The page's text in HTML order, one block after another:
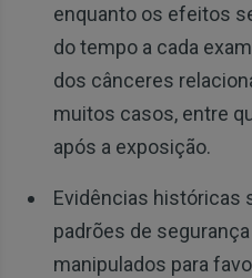
enquanto os efeitos
do tempo a cada
dos cânceres
muitos casos, entre
após a exposição.
Evidências históricas
padrões de
manipulados para